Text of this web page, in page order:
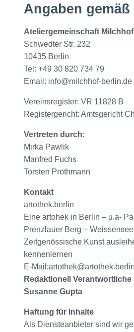
Angaben gemäß
Ateliergemeinschaft Milchhof
Schwedter Str. 232
10435 Berlin
Tel: +49 30 820 734 79
Email: info@milchhof-berlin.de
Vereinsregister: VR 11828 B
Registergericht: Amtsgericht
Vertreten durch:
Mirka Pawlik
Manfred Fuchs
Torsten Prothmann
Kontakt
artothek.berlin
Eine artohek in Berlin – u.a-
Prenzlauer Berg – Weissensee
Zeitgenössische Kunst
kennenlernen
E-Mail:artothek@artothek.berlin
Redaktionell Verantwortliche
Susanne Gupta
Haftung für Inhalte
Als Diensteanbieter sind wir